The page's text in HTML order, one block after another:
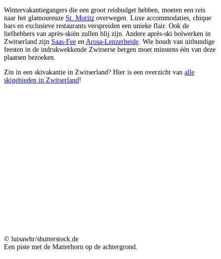
Wintervakantiegangers die een groot reisbudget hebben, moeten een reis
naar het glamoureuze St. Moritz overwegen. Luxe accommodaties, chique
bars en exclusieve restaurants verspreiden een unieke flair. Ook de
liefhebbers van après-skiën zullen blij zijn. Andere après-ski bolwerken in
Zwitserland zijn Saas-Fee en Arosa-Lenzerheide. Wie houdt van uitbundige
feesten in de indrukwekkende Zwitserse bergen moet minstens één van deze
plaatsen bezoeken.
Zin in een skivakantie in Zwitserland? Hier is een overzicht van alle
skigebieden in Zwitserland!
© luisawhr/shutterstock.de
Een piste met de Matterhorn op de achtergrond.